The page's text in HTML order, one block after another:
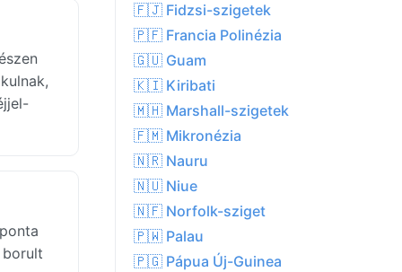
🇫🇯 Fidzsi-szigetek
🇵🇫 Francia Polinézia
🇬🇺 Guam
🇰🇮 Kiribati
🇲🇭 Marshall-szigetek
🇫🇲 Mikronézia
🇳🇷 Nauru
🇳🇺 Niue
🇳🇫 Norfolk-sziget
🇵🇼 Palau
🇵🇬 Pápua Új-Guinea